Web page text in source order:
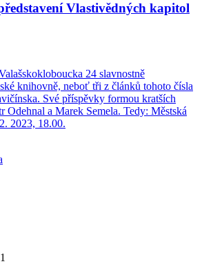
Vlastivědných kapitol
24 slavnostně
knihovně, neboť tři z článků tohoto čísla
Své příspěvky formou kratších
Odehnal a Marek Semela. Tedy: Městská
2023, 18.00.